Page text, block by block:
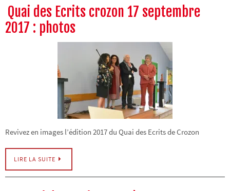
Quai des Ecrits crozon 17 septembre
2017 : photos
Revivez en images l’édition 2017 du Quai des Ecrits de Crozon
LIRE LA SUITE